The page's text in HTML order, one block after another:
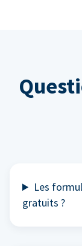
Les
gratuits ?